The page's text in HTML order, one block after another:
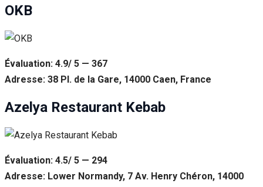
OKB
Évaluation: 4.9/ 5 — 367
Adresse: 38 Pl. de la Gare, 14000 Caen, France
Azelya Restaurant Kebab
Évaluation: 4.5/ 5 — 294
Adresse: Lower Normandy, 7 Av. Henry Chéron, 14000